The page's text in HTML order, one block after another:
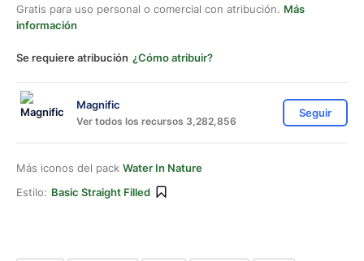
Gratis para uso personal o comercial con atribución. Más
información
Se requiere atribución ¿Cómo atribuir?
Magnific
Ver todos los recursos 3,282,856
Seguir
Más iconos del pack Water In Nature
Estilo: Basic Straight Filled